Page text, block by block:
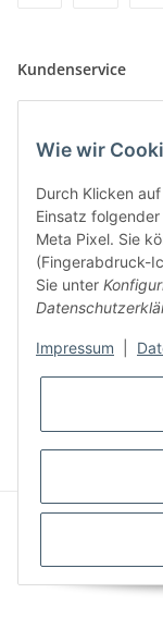
Wie wir
Durch Klicken
Einsatz
Meta Pixel. Sie
(Fingerabdruck-
Sie unter
Impressum
Kundenservice
Unsere Produkte
* Alle
©